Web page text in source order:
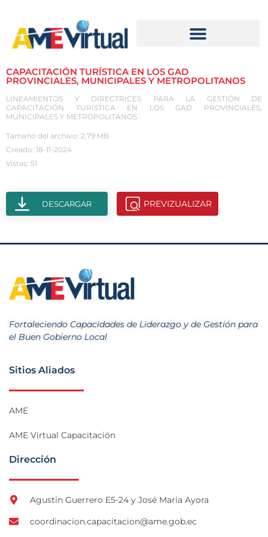
CAPACITACIÓN TURÍSTICA EN LOS GAD
PROVINCIALES, MUNICIPALES Y METROPOLITANOS
LINEAMIENTOS Y DIRECTRICES PARA LA GESTIÓN DE
CAPACITACIÓN TURÍSTICA EN LOS GAD PROVINCIALES,
MUNICIPALES Y METROPOLITANOS
Tamaño del archivo: 2.79 MB
Creado: 18-11-2024
Vistas: 51
DESCARGAR PREVIZUALIZAR
Fortaleciendo Capacidades de Liderazgo y de Gestión para
el Buen Gobierno Local
Sitios Aliados
AME
AME Virtual Capacitación
Dirección
Agustín Guerrero E5-24 y José María Ayora
coordinacion.capacitacion@ame.gob.ec